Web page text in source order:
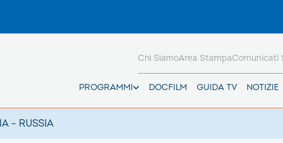
PROGRAMMI DOCFILM GUIDA TV NOTIZIE
Chi SiamoArea StampaComunicati
– RUSSIA